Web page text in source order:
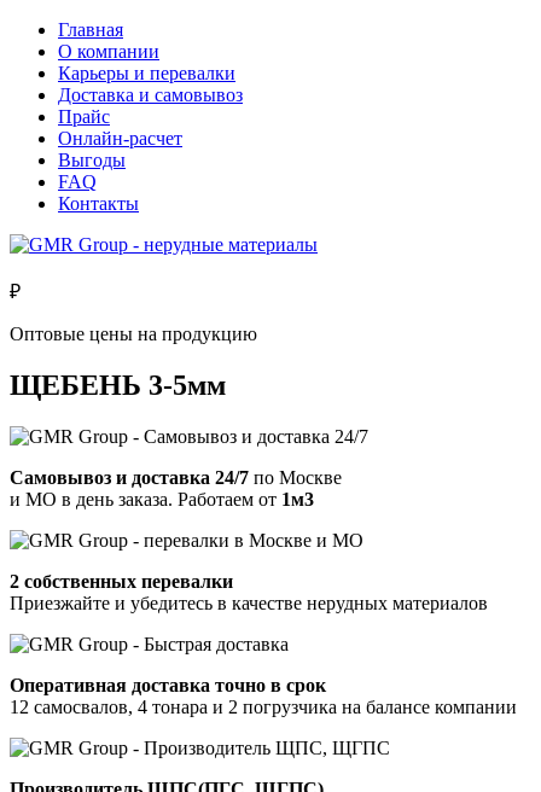
Главная
О компании
Карьеры и перевалки
Доставка и самовывоз
Прайс
Онлайн-расчет
Выгоды
FAQ
Контакты
₽
Оптовые цены на продукцию
ЩЕБЕНЬ 3-5мм
Самовывоз и доставка 24/7 по Москве
и МО в день заказа. Работаем от 1м3
2 собственных перевалки
Приезжайте и убедитесь в качестве нерудных материалов
Оперативная доставка точно в срок
12 самосвалов, 4 тонара и 2 погрузчика на балансе компании